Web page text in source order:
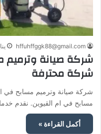
hffuhffggk88@gmail.com يناير
شركة صيانة وترميم
شركة محترفة
شركة صيانة وترميم مسابح في
مسابح في ام القيوين. نقدم
أكمل القراءة »